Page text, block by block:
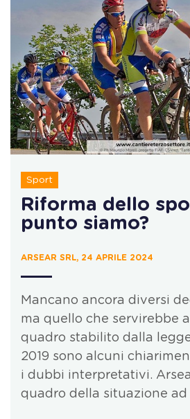
Sport
Riforma dello
punto siamo?
ARSEAR SRL, 24 APRILE 2024
Mancano ancora diversi
ma quello che servirebbe
quadro stabilito dalla
2019 sono alcuni
i dubbi interpretativi.
quadro della situazione ad